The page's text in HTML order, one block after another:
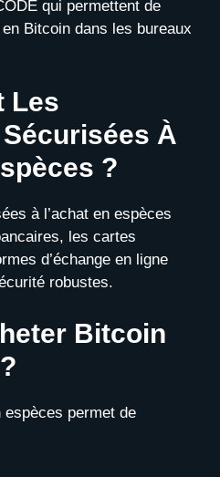
qui permettent de
Bitcoin dans les bureaux
Les
À
?
à l’achat en espèces
les cartes
d’échange en ligne
robustes.
Bitcoin
permet de